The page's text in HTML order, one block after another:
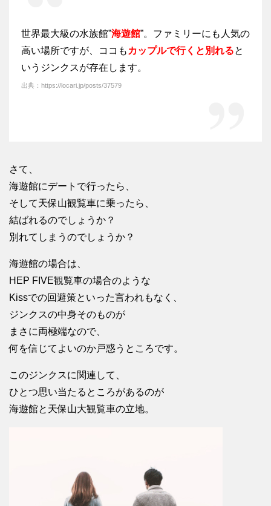
世界最大級の水族館”海遊館”。ファミリーにも人気の
高い場所ですが、ココも カップルで行くと別れると
いうジンクスが存在します。
出典：https://locari.jp/posts/37579
さて、
海遊館にデートで行ったら、
そして天保山観覧車に乗ったら、
結ばれるのでしょうか？
別れてしまうのでしょうか？
海遊館の場合は、
HEP FIVE観覧車の場合のような
Kissでの回避策といった言われもなく、
ジンクスの中身そのものが
まさに両極端なので、
何を信じてよいのか戸惑うところです。
このジンクスに関連して、
ひとつ思い当たるところがあるのが
海遊館と天保山大観覧車の立地。